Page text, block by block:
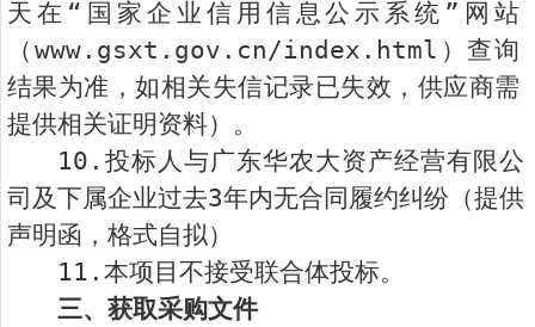
天在“国家企业信用信息公示系统”网站
（ www.gsxt.gov.cn/index.html ）查询
结果为准，如相关失信记录已失效，供应商需
提供相关证明资料）。
10.投标人与广东华农大资产经营有限公
司及下属企业过去3年内无合同履约纠纷（提供
声明函，格式自拟）
11.本项目不接受联合体投标。
三、获取采购文件